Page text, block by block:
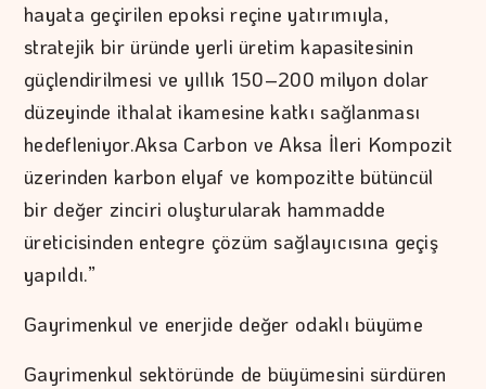
hayata geçirilen epoksi reçine yatırımıyla,
stratejik bir üründe yerli üretim kapasitesinin
güçlendirilmesi ve yıllık 150–200 milyon dolar
düzeyinde ithalat ikamesine katkı sağlanması
hedefleniyor.Aksa Carbon ve Aksa İleri Kompozit
üzerinden karbon elyaf ve kompozitte bütüncül
bir değer zinciri oluşturularak hammadde
üreticisinden entegre çözüm sağlayıcısına geçiş
yapıldı.”
Gayrimenkul ve enerjide değer odaklı büyüme
Gayrimenkul sektöründe de büyümesini sürdüren